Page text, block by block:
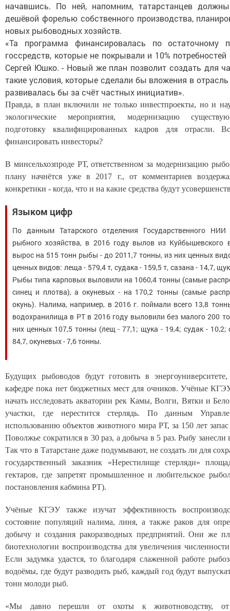
начавшись. По ней, напомним, татарстанцев
дешёвой форелью собственного производства,
новых рыбоводных хозяйств.
«Та программа финансировалась по остаточному
госсредств, которые не покрывали и 10%
Сергей Юшко. - Новый же план позволит создать для
такие условия, которые сделали бы вложения в
развивалась бы за счёт частных инициатив».
Правда, в план включили не только инвестпроекты, но и
экологические мероприятия, модернизацию
подготовку квалифицированных кадров для отрасли.
финансировать инвесторы?
В минсельхозпроде РТ, ответственном за модернизацию
плану начнётся уже в 2017 г., от комментариев
конкретики - когда, что и на какие средства будут
Языком цифр
По данным Татарского отделения Государственного НИИ
рыбного хозяйства, в 2016 году вылов из Куйбышевского
вырос на 515 тонн рыбы - до 2011,7 тонны, из них ценных
ценных видов: леща - 579,4 т, судака - 159,5 т, сазана - 14,7,
Рыбы типа карповых выловили на 1060,4 тонны (самые
синец и плотва), а окуневых - на 170,2 тонны (самые
окунь). Налима, например, в 2016 г. поймали всего 13,8
водохранилища в РТ в 2016 году выловили без малого 200
них ценных 107,5 тонны (лещ - 77,1; щука - 19,4; судак - 10,2;
84,7, окуневых - 7,6 тонны.
Будущих рыбоводов будут готовить в
кафедре пока нет бюджетных мест для очников. Учёные
начать исследовать акватории рек Камы, Волги, Вятки и
участки, где нерестится стерлядь. По данным
использованию объектов животного мира РТ, за 150 лет
Поволжье сократился в 30 раз, а добыча в 5 раз. Рыбу
Так что в Татарстане даже подумывают, не создать ли для
государственный заказник «Нерестилище стерляди»
гектаров, где запретят промышленное и любительское
постановления кабмина РТ).
Учёные КГЭУ также изучат эффективность
состояние популяций налима, линя, а также раков для
добычу и создания ракоразводных предприятий. Они же
биотехнологии воспроизводства для увеличения
Если задумка удастся, то благодаря слаженной работе
водоёмы, где будут разводить рыб, каждый год будут
тонн молоди рыб.
«Мы давно перешли от охоты к животноводству, от